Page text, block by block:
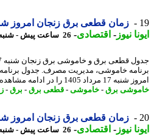
زمان قطعی برق زنجان امروز شنبه 17 مرداد (خاموشی برق)
نیوز-اقتصادی-26 ساعت پیش - شنبه 17 مرداد 1405، 10:06
خاموشی، مدیریت مصرف. جدول برنامه
1405 را در ادامه مشاهده کنید. - ، از ...
برق - خاموشی-قطعی برق - برق -
زمان قطعی برق زنجان امروز شنبه 17 مرداد (خاموشی برق)
نیوز-اقتصادی-26 ساعت پیش - شنبه 17 مرداد 1405، 10:01